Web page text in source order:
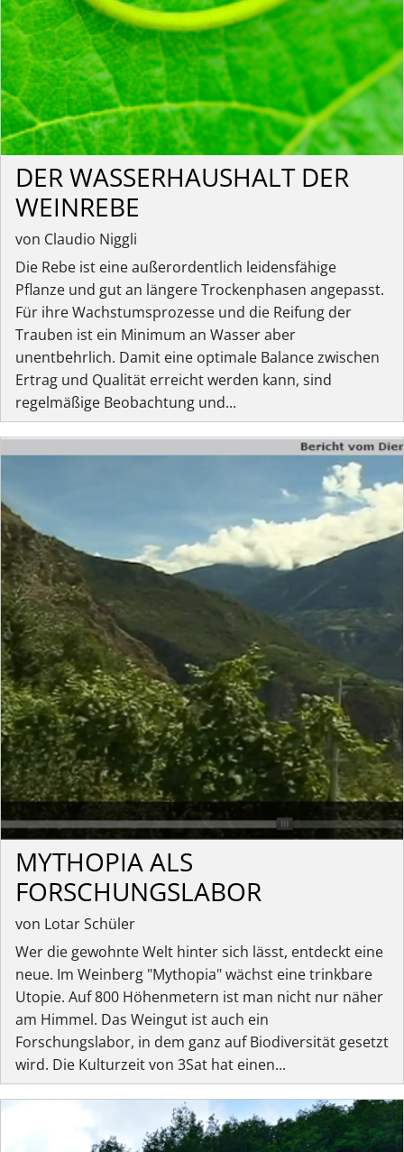
DER WASSERHAUSHALT DER
WEINREBE
von Claudio Niggli
Die Rebe ist eine außerordentlich leidensfähige
Pflanze und gut an längere Trockenphasen angepasst.
Für ihre Wachstumsprozesse und die Reifung der
Trauben ist ein Minimum an Wasser aber
unentbehrlich. Damit eine optimale Balance zwischen
Ertrag und Qualität erreicht werden kann, sind
regelmäßige Beobachtung und...
MYTHOPIA ALS
FORSCHUNGSLABOR
von Lotar Schüler
Wer die gewohnte Welt hinter sich lässt, entdeckt eine
neue. Im Weinberg "Mythopia" wächst eine trinkbare
Utopie. Auf 800 Höhenmetern ist man nicht nur näher
am Himmel. Das Weingut ist auch ein
Forschungslabor, in dem ganz auf Biodiversität gesetzt
wird. Die Kulturzeit von 3Sat hat einen...